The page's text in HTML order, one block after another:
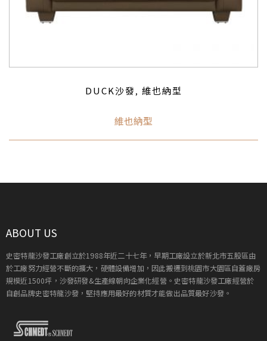
DUCK沙發, 維也納型
維也納型
ABOUT US
史密特龍沙發工廠創立於1988年近二十七年，早期工廠設立於新北市五股區由
於工廠努力經營不斷的擴大，硬體設備增加，因此搬遷到桃園市大園區自蓋廠房
規模近1500坪，沙發研發&生產線朝向企業化經營。史密特龍沙發工廠經營於
自創品牌史密特龍沙發，堅持應用最好的材質才能做出品質最好沙發。